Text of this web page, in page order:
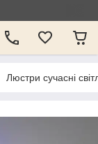
Люстри сучасні